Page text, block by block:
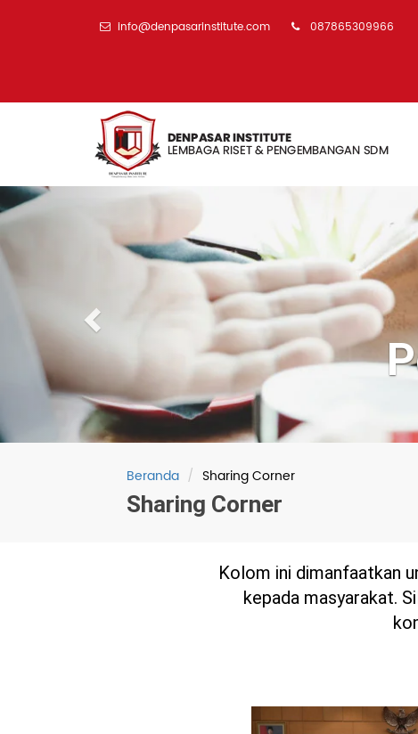
info@denpasarinstitute.com 087865309966
Tailor-Made
Previous
Beranda Sharing Corner
Sharing Corner
Kolom ini dimanfaatkan
kepada masyarakat.